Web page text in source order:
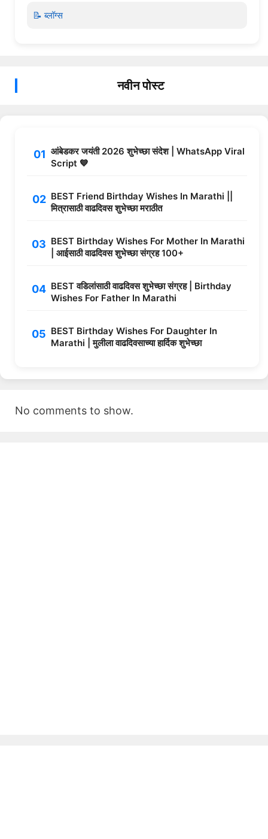
📝 ब्लॉग्स
नवीन पोस्ट
आंबेडकर जयंती 2026 शुभेच्छा संदेश | WhatsApp Viral
Script 💙
BEST Friend Birthday Wishes In Marathi ||
मित्रासाठी वाढदिवस शुभेच्छा मराठीत
BEST Birthday Wishes For Mother In Marathi
| आईसाठी वाढदिवस शुभेच्छा संग्रह 100+
BEST वडिलांसाठी वाढदिवस शुभेच्छा संग्रह | Birthday
Wishes For Father In Marathi
BEST Birthday Wishes For Daughter In
Marathi | मुलीला वाढदिवसाच्या हार्दिक शुभेच्छा
No comments to show.